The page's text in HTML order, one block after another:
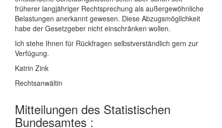
früherer langjähriger Rechtsprechung als außergewöhnliche
Belastungen anerkannt gewesen. Diese Abzugsmöglichkeit
habe der Gesetzgeber nicht einschränken wollen.
Ich stehe Ihnen für Rückfragen selbstverständlich gern zur
Verfügung.
Katrin Zink
Rechtsanwältin
Mitteilungen des Statistischen
Bundesamtes :